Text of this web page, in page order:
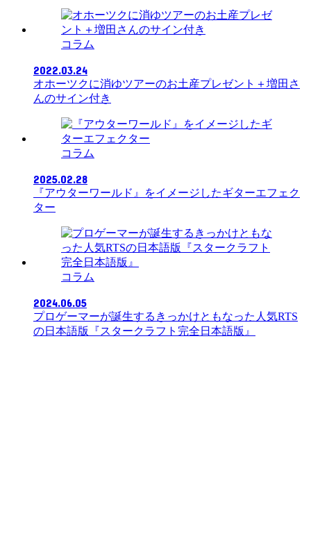
コラム
2022.03.24
オホーツクに消ゆツアーのお土産プレゼント＋増田さ
んのサイン付き
コラム
2025.02.28
『アウターワールド』をイメージしたギターエフェク
ター
コラム
2024.06.05
プロゲーマーが誕生するきっかけともなった人気RTS
の日本語版『スタークラフト完全日本語版』